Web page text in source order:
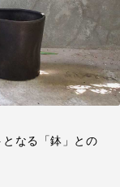
なる「鉢」との